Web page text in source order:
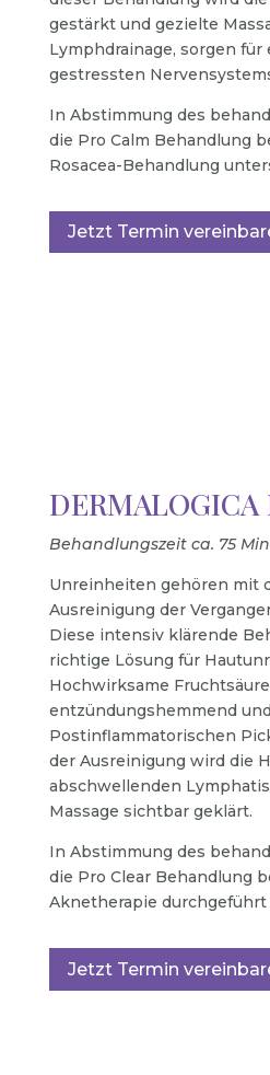
gestärkt und gezielte
Lymphdrainage, sorgen für
gestressten
In Abstimmung des
die Pro Calm Behandlung
Rosacea-Behandlung
Jetzt Termin
DERMALOGICA
Behandlungszeit ca. 75
Unreinheiten gehören mit
Ausreinigung der
Diese intensiv klärende
richtige Lösung für
Hochwirksame
entzündungshemmend
Postinflammatorischen
der Ausreinigung wird die
abschwellenden
Massage sichtbar geklärt.
In Abstimmung des
die Pro Clear Behandlung
Aknetherapie durchgeführt
Jetzt Termin